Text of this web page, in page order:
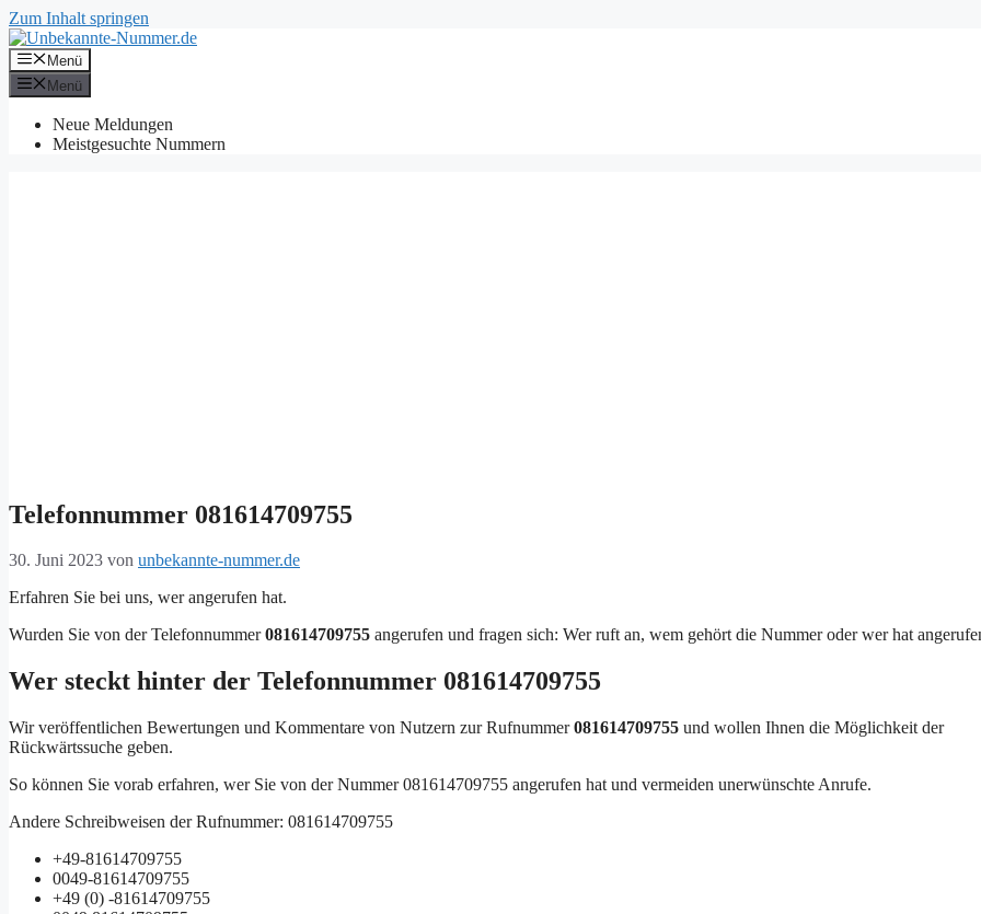
Zum Inhalt springen
Menü
Menü
Neue Meldungen
Meistgesuchte Nummern
Telefonnummer 081614709755
30. Juni 2023 von unbekannte-nummer.de
Erfahren Sie bei uns, wer angerufen hat.
Wurden Sie von der Telefonnummer081614709755 angerufen und fragen sich: Wer ruft an, wem gehört die Nummer oder wer hat
Wer steckt hinter der Telefonnummer 081614709755
Wir veröffentlichen Bewertungen und Kommentare von Nutzern zur Rufnummer081614709755 und wollen Ihnen die Möglichkeit der
Rückwärtssuche geben.
So können Sie vorab erfahren, wer Sie von der Nummer 081614709755 angerufen hat und vermeiden unerwünschte Anrufe.
Andere Schreibweisen der Rufnummer: 081614709755
+49-81614709755
0049-81614709755
+49 (0) -81614709755